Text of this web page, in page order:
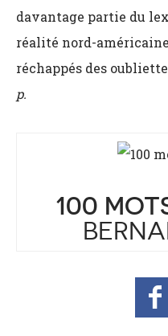
davantage partie du
réalité nord-
réchappés des
p.
100